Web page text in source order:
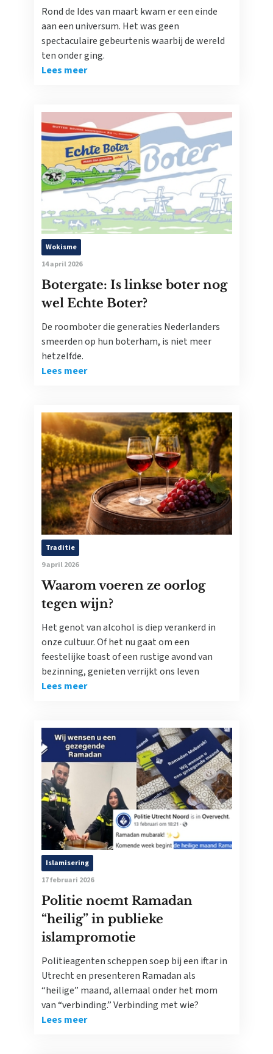
Rond de Ides van maart kwam er een einde
aan een universum. Het was geen
spectaculaire gebeurtenis waarbij de wereld
ten onder ging.
Lees meer
Wokisme
14 april 2026
Botergate: Is linkse boter nog
wel Echte Boter?
De roomboter die generaties Nederlanders
smeerden op hun boterham, is niet meer
hetzelfde.
Lees meer
Traditie
9 april 2026
Waarom voeren ze oorlog
tegen wijn?
Het genot van alcohol is diep verankerd in
onze cultuur. Of het nu gaat om een
feestelijke toast of een rustige avond van
bezinning, genieten verrijkt ons leven
Lees meer
Islamisering
17 februari 2026
Politie noemt Ramadan
“heilig” in publieke
islampromotie
Politieagenten scheppen soep bij een iftar in
Utrecht en presenteren Ramadan als
“heilige” maand, allemaal onder het mom
van “verbinding.” Verbinding met wie?
Lees meer